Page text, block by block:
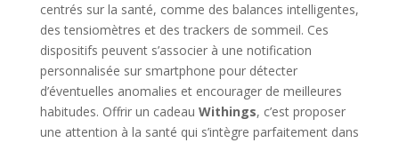
centrés sur la santé, comme des balances intelligentes,
des tensiomètres et des trackers de sommeil. Ces
dispositifs peuvent s’associer à une notification
personnalisée sur smartphone pour détecter
d’éventuelles anomalies et encourager de meilleures
habitudes. Offrir un cadeau Withings, c’est proposer
une attention à la santé qui s’intègre parfaitement dans